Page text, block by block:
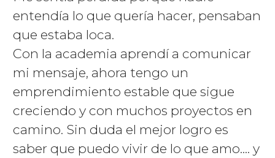
entendía lo que quería hacer, pensaban
que estaba loca.
Con la academia aprendí a comunicar
mi mensaje, ahora tengo un
emprendimiento estable que sigue
creciendo y con muchos proyectos en
camino. Sin duda el mejor logro es
saber que puedo vivir de lo que amo.... y